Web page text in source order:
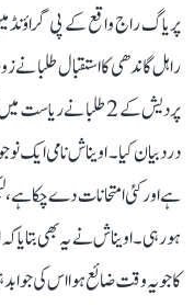
پریاگ راج واقع کے پی
راہل گاندھی کا استقبال طلبا
پردیش کے 2 طلبا نے
ہے اور کئی امتحانات دے چکا
ہو رہی۔ اویناش نے یہ بھی بتایا
کا جو یہ وقت ضائع ہوا اس کی